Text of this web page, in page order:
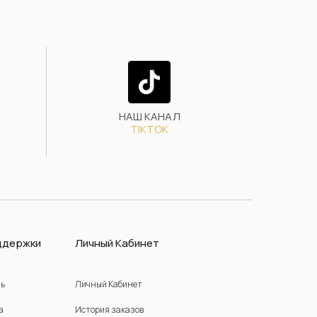
НАШ КАНАЛ
TIKTOK
Личный Кабинет
Личный Кабинет
История заказов